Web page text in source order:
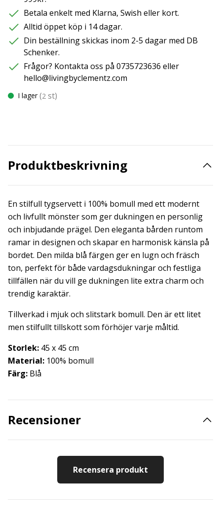
Betala enkelt med Klarna, Swish eller kort.
Alltid öppet köp i 14 dagar.
Din beställning skickas inom 2-5 dagar med DB
Schenker.
Frågor? Kontakta oss på 0735723636 eller
hello@livingbyclementz.com
I lager (2 st)
Produktbeskrivning
En stilfull tygservett i 100% bomull med ett modernt
och livfullt mönster som ger dukningen en personlig
och inbjudande prägel. Den eleganta bården runtom
ramar in designen och skapar en harmonisk känsla på
bordet. Den milda blå färgen ger en lugn och fräsch
ton, perfekt för både vardagsdukningar och festliga
tillfällen när du vill ge dukningen lite extra charm och
trendig karaktär.
Tillverkad i mjuk och slitstark bomull. Den är ett litet
men stilfullt tillskott som förhöjer varje måltid.
Storlek: 45 x 45 cm
Material: 100% bomull
Färg: Blå
Recensioner
Recensera produkt